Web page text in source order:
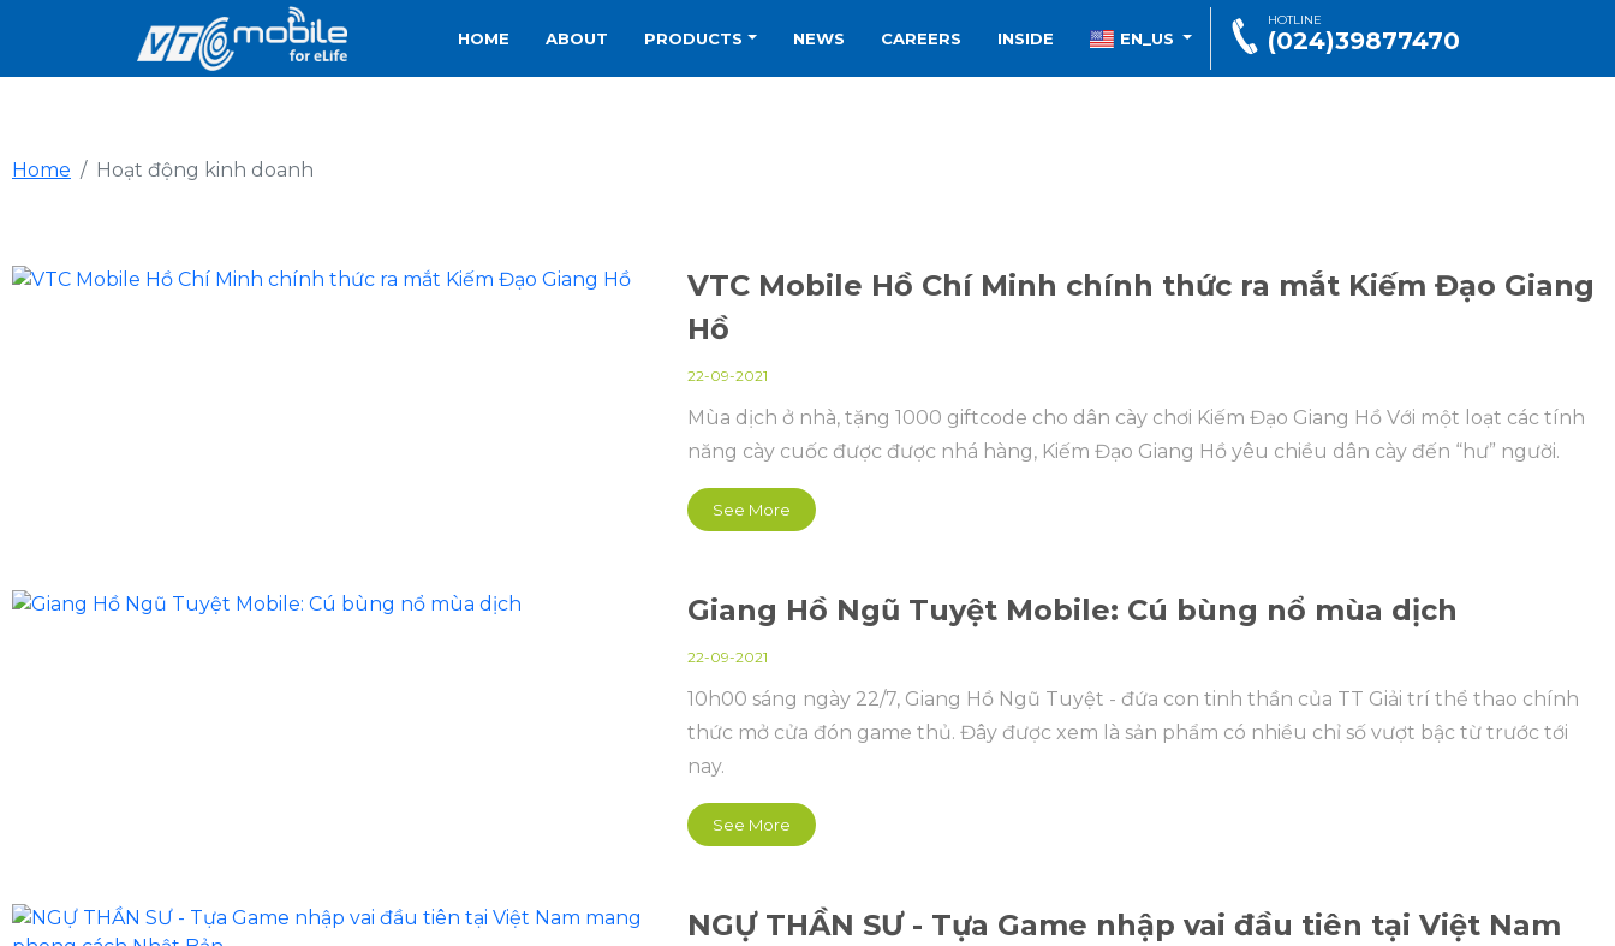
HOME ABOUT PRODUCTS NEWS CAREERS INSIDE EN_US
HOTLINE
(024)39877470
Home Hoạt động kinh doanh
VTC Mobile Hồ Chí Minh chính thức ra mắt Kiếm Đạo Giang
Hồ
22-09-2021
Mùa dịch ở nhà, tặng 1000 giftcode cho dân cày chơi Kiếm Đạo Giang Hồ Với một loạt các tính
năng cày cuốc được được nhá hàng, Kiếm Đạo Giang Hồ yêu chiều dân cày đến “hư” người.
See More
Giang Hồ Ngũ Tuyệt Mobile: Cú bùng nổ mùa dịch
22-09-2021
10h00 sáng ngày 22/7, Giang Hồ Ngũ Tuyệt - đứa con tinh thần của TT Giải trí thể thao chính
thức mở cửa đón game thủ. Đây được xem là sản phẩm có nhiều chỉ số vượt bậc từ trước tới
nay.
See More
NGỰ THẦN SƯ - Tựa Game nhập vai đầu tiên tại Việt Nam